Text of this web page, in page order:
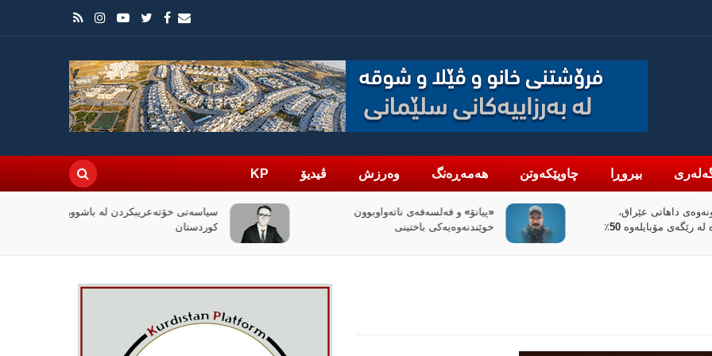
بیروڕا چاوپێکەوتن هەمەڕەنگ وەرزش ڤیدیۆ KP
عێراق،
ئاڵوگۆڕی پارە لە رێگەی مۆبایلەوە 50٪
«پیانۆ» و فەلسەفەی ناتەواوبوون
خوێندنەوەیەکی باختینی
سیاسەتی خۆتەعریبکردن لە باشووری
کوردستان